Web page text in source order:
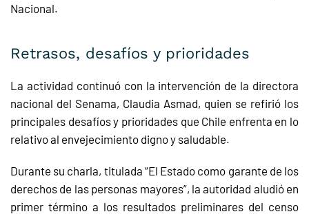
Nacional.
Retrasos, desafíos y prioridades
La actividad continuó con la intervención de la directora
nacional del Senama, Claudia Asmad, quien se refirió los
principales desafíos y prioridades que Chile enfrenta en lo
relativo al envejecimiento digno y saludable.
Durante su charla, titulada “El Estado como garante de los
derechos de las personas mayores”, la autoridad aludió en
primer término a los resultados preliminares del censo